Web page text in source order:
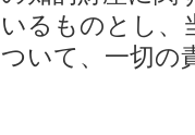
いるものとし、
ついて、一切の